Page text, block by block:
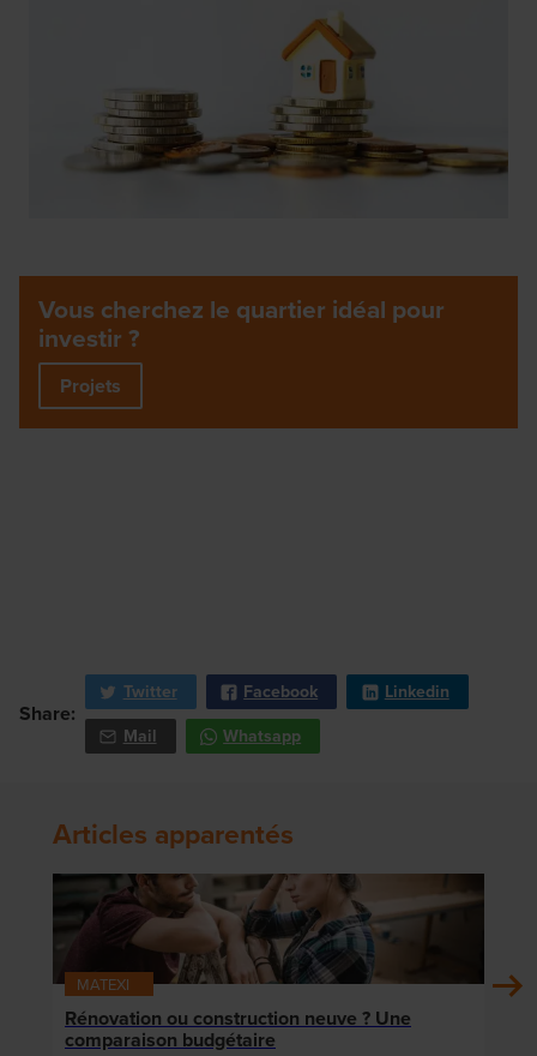
Vous cherchez le quartier idéal pour
investir ?
Projets
Share:
Twitter Facebook
Linkedin
Mail
Whatsapp
Articles apparentés
MATEXI
Rénovation ou construction neuve ? Une
comparaison budgétaire